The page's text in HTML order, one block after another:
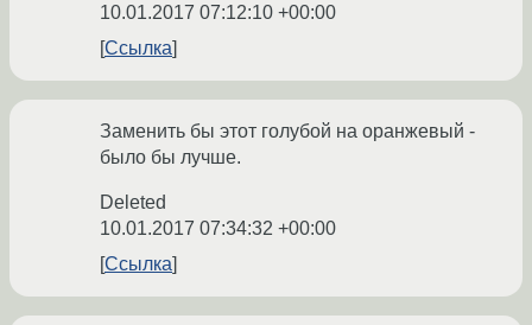
10.01.2017 07:12:10 +00:00
Ссылка
Заменить бы этот голубой на оранжевый -
было бы лучше.
Deleted
10.01.2017 07:34:32 +00:00
Ссылка